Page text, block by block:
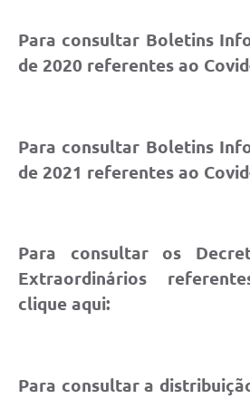
Para consultar Boletins
de 2020 referentes ao
Para consultar Boletins
de 2021 referentes ao
Para consultar os
Extraordinários
clique aqui:
Para consultar a